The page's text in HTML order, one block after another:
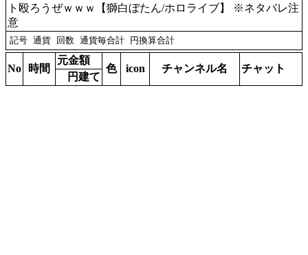
ト殴ろうぜｗｗｗ【獅白ぼたん/ホロライブ】 ※ネタバレ注
意
記号 通貨 回数 通貨毎合計 円換算合計
No 時間
元金額
色 icon チャンネル名 チャット
円建て